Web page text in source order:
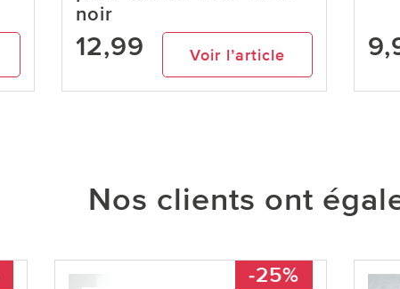
noir
12,99 Voir l’article
Nos clients ont
-25%